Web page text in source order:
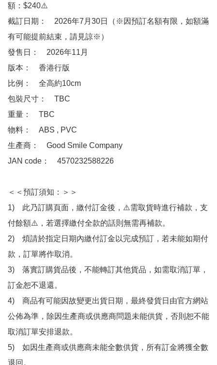
額：$240⚠️
截訂日期：　2026年7月30日（※因預訂名額有限，如額滿
有可能提前結束，請見諒※）
發售日：　2026年11月
版本：　香港行版
比例：　全高約10cm
包裝尺寸：　TBC
重量：　TBC
物料：　ABS , PVC
生產商：　Good Smile Company
JAN code：　4570232588226
＜＜預訂須知：＞＞
1)　此乃訂購頁面，繳付訂金後，⚠️需取貨時進行補款，支
付餘額⚠️，若選擇繳付全款的話則無需再補款。
2)　煩請於指定日期內繳付訂金以完成預訂，若未能如期付
款，訂單將作取消。
3)　落實訂購貨品後，不能轉訂其他貨品，如需取消訂單，
訂金恕不退還。
4)　商品有可能因故變更出貨日期，最終發貨日由官方網站
公佈為準，除因生產商或供應商問題未能供貨，否則恕不能
取消訂單安排退款。
5)　如因生產商或供應商未能全數供貨，所有訂金將獲全數
退回。